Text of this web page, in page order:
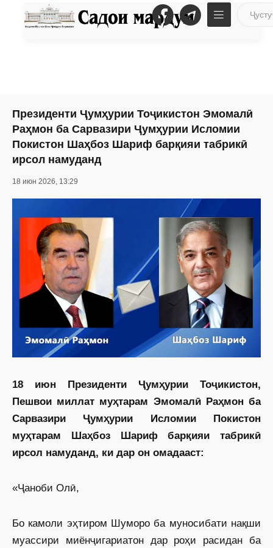
Президенти Ҷумҳурии Тоҷикистон Эмомалӣ
Раҳмон ба Сарвазири Ҷумҳурии Исломии
Покистон Шаҳбоз Шариф барқияи табрикӣ
ирсол намуданд
18 июн 2026, 13:29
18 июн Президенти Ҷумҳурии Тоҷикистон,
Пешвои миллат муҳтарам Эмомалӣ Раҳмон ба
Сарвазири Ҷумҳурии Исломии Покистон
муҳтарам Шаҳбоз Шариф барқияи табрикӣ
ирсол намуданд, ки дар он омадааст:
«Ҷаноби Олӣ,
Бо камоли эҳтиром Шуморо ба муносибати нақши
муассири миёнҷигариатон дар роҳи расидан ба